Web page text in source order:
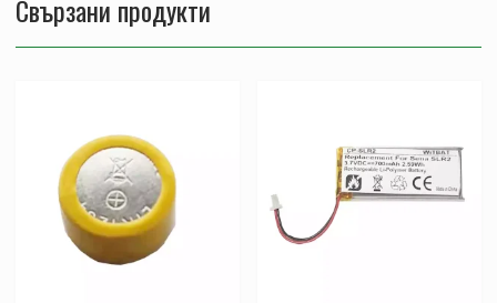
Свързани продукти